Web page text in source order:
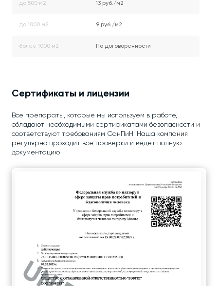
до 500 м2 13 руб./м2
до 1000 м2 9 руб./м2
более 1000 м2 По договоренности
Сертификаты и лицензии
Все препараты, которые мы используем в работе,
обладают необходимыми сертификатами безопасности и
соответствуют требованиям СанПиН. Наша компания
регулярно проходит все проверки и ведет полную
документацию.